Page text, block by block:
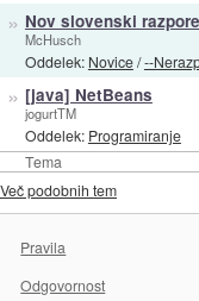
Tema
» Nov slovenski
McHusch
Oddelek: Novice/--
» [java] NetBeans
jogurtTM
Oddelek: Programiranje
Več podobnih tem
Pravila
Odgovornost